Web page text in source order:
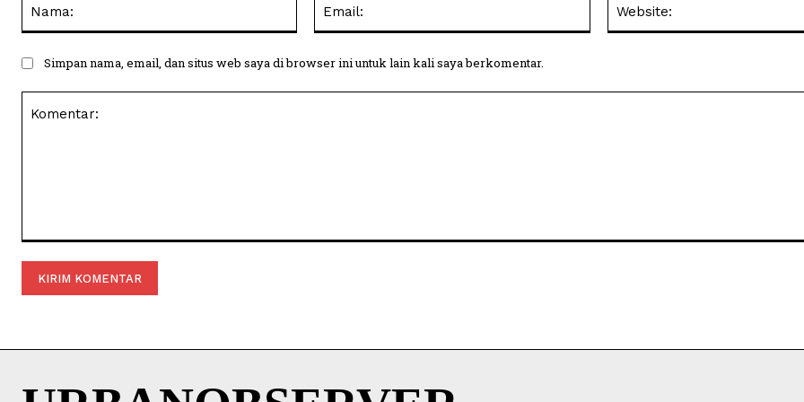
Simpan nama, email, dan situs web saya di browser ini untuk lain kali saya berkomentar.